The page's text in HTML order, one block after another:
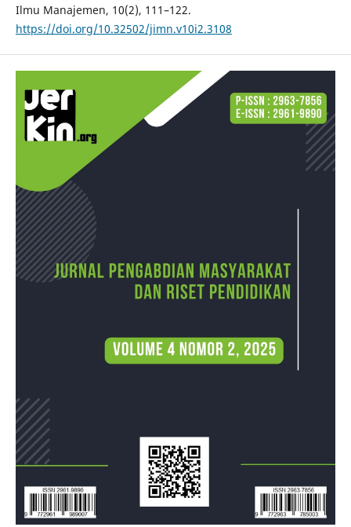
Ilmu Manajemen, 10(2), 111–122.
https://doi.org/10.32502/jimn.v10i2.3108